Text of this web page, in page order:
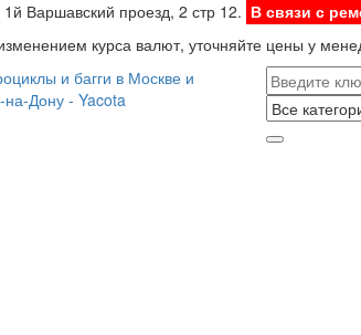
Варшавский проезд, 2 стр 12. В связи с
курса валют, уточняйте цены у